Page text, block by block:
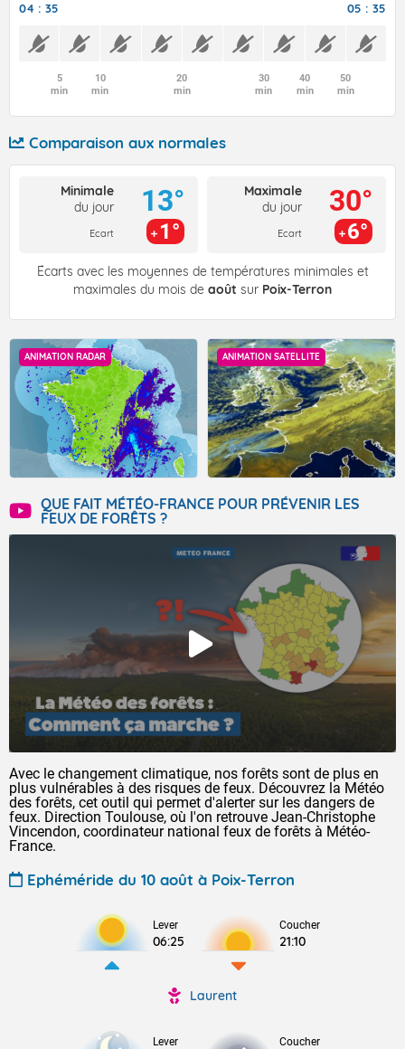
04 : 35 05 : 35
5
min
10
min
20
min
30
min
40
min
50
min
Comparaison aux normales
Minimale
du jour
Ecart
13°
1°
Maximale
du jour
Ecart
30°
6°
Écarts avec les moyennes de températures minimales et
maximales du mois de août sur Poix-Terron
ANIMATION RADAR ANIMATION SATELLITE
QUE FAIT MÉTÉO-FRANCE POUR PRÉVENIR LES
FEUX DE FORÊTS ?
Avec le changement climatique, nos forêts sont de plus en
plus vulnérables à des risques de feux. Découvrez la Météo
des forêts, cet outil qui permet d'alerter sur les dangers de
feux. Direction Toulouse, où l'on retrouve Jean-Christophe
Vincendon, coordinateur national feux de forêts à Météo-
France.
Ephéméride du 10 août à Poix-Terron
Lever
06:25
Coucher
21:10
Laurent
Lever Coucher